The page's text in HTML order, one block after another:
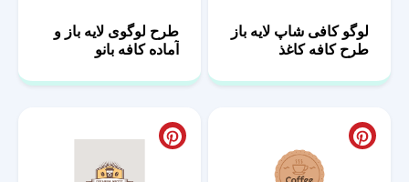
لوگو کافی شاپ لایه باز
طرح کافه کاغذ
طرح لوگوی لایه باز و
آماده کافه بانو